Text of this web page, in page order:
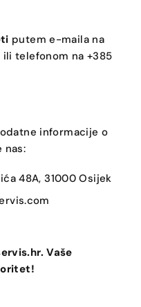
putem e-maila na
ili telefonom na +385
informacije o
nas:
48A, 31000 Osijek
Vaše